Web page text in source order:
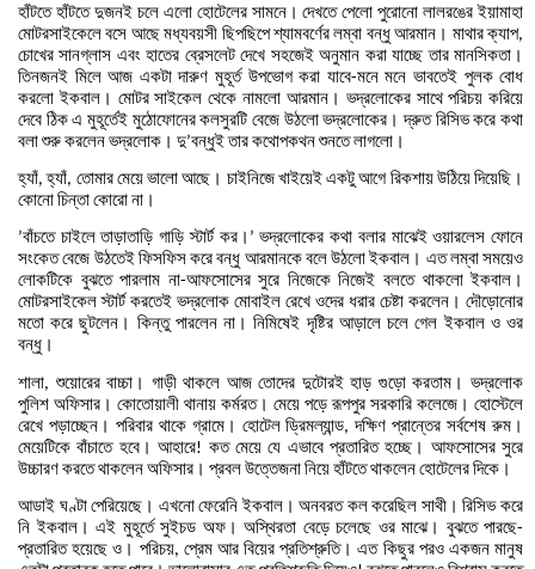
হাঁটতে হাঁটতে দুজনই চলে এলো হোটেলের সামনে। দেখতে পেলো পুরোনো লালরঙের ইয়ামাহা
মোটরসাইকেলে বসে আছে মধ্যবয়সী ছিপছিপে শ্যামবর্ণের লম্বা বন্ধু আরমান। মাথার ক্যাপ,
চোখের সানগ্লাস এবং হাতের ব্রেসলেট দেখে সহজেই অনুমান করা যাচ্ছে তার মানসিকতা।
তিনজনই মিলে আজ একটা দারুণ মুহূর্ত উপভোগ করা যাবে-মনে মনে ভাবতেই পুলক বোধ
করলো ইকবাল। মোটর সাইকেল থেকে নামলো আরমান। ভদ্রলোকের সাথে পরিচয় করিয়ে
দেবে ঠিক এ মুহূর্তেই মুঠোফোনের কলসুরটি বেজে উঠলো ভদ্রলোকের। দ্রুত রিসিভ করে কথা
বলাশুরুকরলেনভদ্রলোক। দু’বন্ধুইতারকথোপকথনশুনতেলাগলো।
হ্যাঁ,হ্যাঁ, তোমার মেয়ে ভালো আছে। চাইনিজে খাইয়েই একটু আগে রিকশায় উঠিয়ে দিয়েছি।
কোনোচিন্তাকোরোনা।
’বাঁচতে চাইলে তাড়াতাড়ি গাড়ি স্টার্ট কর। ’ভদ্রলোকের কথা বলার মাঝেই ওয়ারলেস ফোনে
সংকেত বেজে উঠতেই ফিসফিস করে বন্ধু আরমানকে বলে উঠলো ইকবাল। এত লম্বা সময়েও
লোকটিকে বুঝতে পারলাম না-আফসোসের সুরে নিজেকে নিজেই বলতে থাকলো ইকবাল।
মোটরসাইকেল স্টার্ট করতেই ভদ্রলোক মোবাইল রেখে ওদের ধরার চেষ্টা করলেন। দৌড়োনোর
মতো করে ছুটলেন। কিন্তু পারলেন না। নিমিষেই দৃষ্টির আড়ালে চলে গেল ইকবাল ও ওর
বন্ধু।
শালা, শুয়োরের বাচ্চা। গাড়ী থাকলে আজ তোদের দুটোরই হাড় গুড়ো করতাম। ভদ্রলোক
পুলিশ অফিসার। কোতোয়ালী থানায় কর্মরত। মেয়ে পড়ে রূপপুর সরকারি কলেজে। হোস্টেলে
রেখে পড়াচ্ছেন। পরিবার থাকে গ্রামে। হোটেল ড্রিমল্যান্ড,দক্ষিণ প্রান্তের সর্বশেষ রুম।
মেয়েটিকে বাঁচাতে হবে। আহারে! কত মেয়ে যে এভাবে প্রতারিত হচ্ছে। আফসোসের সুরে
উচ্চারণকরতেথাকলেনঅফিসার। প্রবলউত্তেজনানিয়েহাঁটতেথাকলেনহোটেলেরদিকে।
আডাই ঘণ্টা পেরিয়েছে। এখনো ফেরেনি ইকবাল। অনবরত কল করেছিল সাথী। রিসিভ করে
নি ইকবাল। এই মুহূর্তে সুইচড অফ। অস্থিরতা বেড়ে চলেছে ওর মাঝে। বুঝতে পারছে-
প্রতারিত হয়েছে ও। পরিচয়, প্রেম আর বিয়ের প্রতিশ্রুতি। এত কিছুর পরও একজন মানুষ